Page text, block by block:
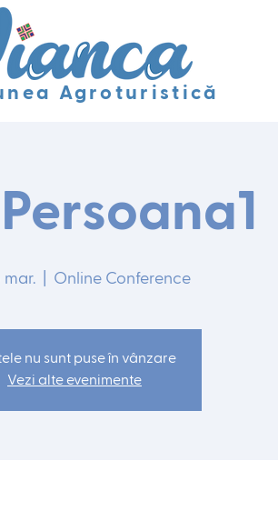
Agroturistică
mar.
  |
Online Conference
nu sunt puse în vânzare
Vezi alte evenimente